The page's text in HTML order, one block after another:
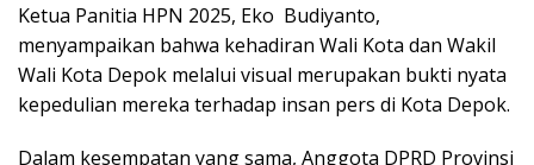
Ketua Panitia HPN 2025, Eko Budiyanto,
menyampaikan bahwa kehadiran Wali Kota dan Wakil
Wali Kota Depok melalui visual merupakan bukti nyata
kepedulian mereka terhadap insan pers di Kota Depok.
Dalam kesempatan yang sama, Anggota DPRD Provinsi